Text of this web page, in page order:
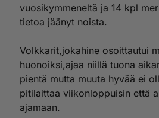
vuosikymmeneltä ja 14 kpl
tietoa jäänyt noista.
Volkkarit,jokahine osoittautui
huonoiksi,ajaa niillä tuona
pientä mutta muuta hyvää ei
pitilaittaa viikonloppuisin että
ajamaan.